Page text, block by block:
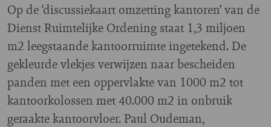
Op de ‘discussiekaart omzetting kantoren’ van de
Dienst Ruimtelijke Ordening staat 1,3 miljoen
m2 leegstaande kantoorruimte ingetekend. De
gekleurde vlekjes verwijzen naar bescheiden
panden met een oppervlakte van 1000 m2 tot
kantoorkolossen met 40.000 m2 in onbruik
geraakte kantoorvloer. Paul Oudeman,